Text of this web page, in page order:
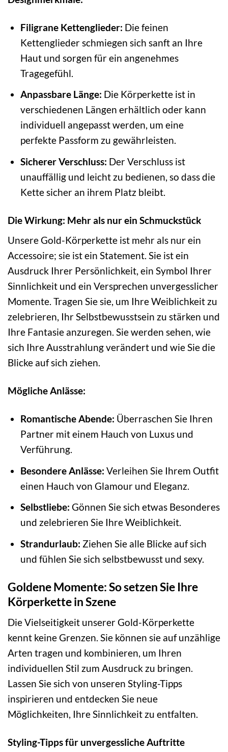
Filigrane Kettenglieder: Die feinen
Kettenglieder schmiegen sich sanft an Ihre
Haut und sorgen für ein angenehmes
Tragegefühl.
Anpassbare Länge: Die Körperkette ist in
verschiedenen Längen erhältlich oder kann
individuell angepasst werden, um eine
perfekte Passform zu gewährleisten.
Sicherer Verschluss: Der Verschluss ist
unauffällig und leicht zu bedienen, so dass die
Kette sicher an ihrem Platz bleibt.
Die Wirkung: Mehr als nur ein Schmuckstück
Unsere Gold-Körperkette ist mehr als nur ein
Accessoire; sie ist ein Statement. Sie ist ein
Ausdruck Ihrer Persönlichkeit, ein Symbol Ihrer
Sinnlichkeit und ein Versprechen unvergesslicher
Momente. Tragen Sie sie, um Ihre Weiblichkeit zu
zelebrieren, Ihr Selbstbewusstsein zu stärken und
Ihre Fantasie anzuregen. Sie werden sehen, wie
sich Ihre Ausstrahlung verändert und wie Sie die
Blicke auf sich ziehen.
Mögliche Anlässe:
Romantische Abende: Überraschen Sie Ihren
Partner mit einem Hauch von Luxus und
Verführung.
Besondere Anlässe: Verleihen Sie Ihrem Outfit
einen Hauch von Glamour und Eleganz.
Selbstliebe: Gönnen Sie sich etwas Besonderes
und zelebrieren Sie Ihre Weiblichkeit.
Strandurlaub: Ziehen Sie alle Blicke auf sich
und fühlen Sie sich selbstbewusst und sexy.
Goldene Momente: So setzen Sie Ihre
Körperkette in Szene
Die Vielseitigkeit unserer Gold-Körperkette
kennt keine Grenzen. Sie können sie auf unzählige
Arten tragen und kombinieren, um Ihren
individuellen Stil zum Ausdruck zu bringen.
Lassen Sie sich von unseren Styling-Tipps
inspirieren und entdecken Sie neue
Möglichkeiten, Ihre Sinnlichkeit zu entfalten.
Styling-Tipps für unvergessliche Auftritte